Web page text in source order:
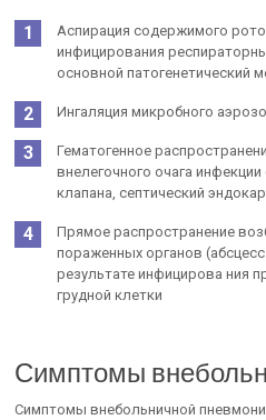
Аспирация содержимого
инфици­рования
основной патоге­нетический
Ингаляция микробного
Гематогенное
внелегочного очага
клапана, септический
Прямое распространение
пораженных органов
результате инфицирова­ ния
грудной клетки
Симптомы
Симптомы внебольничной